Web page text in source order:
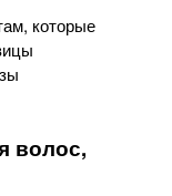
которые
волос,